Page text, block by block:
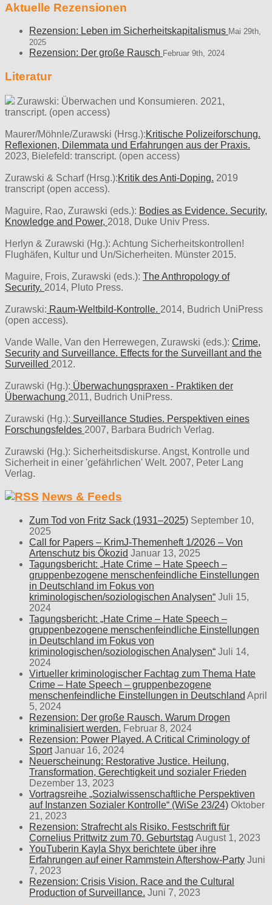
Aktuelle Rezensionen
Rezension: Leben im Sicherheitskapitalismus Mai 29th,
2025
Rezension: Der große Rausch Februar 9th, 2024
Literatur
Zurawski: Überwachen und Konsumieren. 2021,
transcript. (open access)
Maurer/Möhnle/Zurawski (Hrsg.):Kritische Polizeiforschung.
Reflexionen, Dilemmata und Erfahrungen aus der Praxis.
2023, Bielefeld: transcript. (open access)
Zurawski & Scharf (Hrsg.):Kritik des Anti-Doping. 2019
transcript (open access).
Maguire, Rao, Zurawski (eds.): Bodies as Evidence. Security,
Knowledge and Power, 2018, Duke Univ Press.
Herlyn & Zurawski (Hg.): Achtung Sicherheitskontrollen!
Flughäfen, Kultur und Un/Sicherheiten. Münster 2015.
Maguire, Frois, Zurawski (eds.): The Anthropology of
Security. 2014, Pluto Press.
Zurawski: Raum-Weltbild-Kontrolle. 2014, Budrich UniPress
(open access).
Vande Walle, Van den Herrewegen, Zurawski (eds.): Crime,
Security and Surveillance. Effects for the Surveillant and the
Surveilled 2012.
Zurawski (Hg.): Überwachungspraxen - Praktiken der
Überwachung 2011, Budrich UniPress.
Zurawski (Hg.): Surveillance Studies. Perspektiven eines
Forschungsfeldes 2007, Barbara Budrich Verlag.
Zurawski (Hg.): Sicherheitsdiskurse. Angst, Kontrolle und
Sicherheit in einer 'gefährlichen' Welt. 2007, Peter Lang
Verlag.
News & Feeds
Zum Tod von Fritz Sack (1931–2025) September 10,
2025
Call for Papers – KrimJ-Themenheft 1/2026 – Von
Artenschutz bis Ökozid Januar 13, 2025
Tagungsbericht: „Hate Crime – Hate Speech –
gruppenbezogene menschenfeindliche Einstellungen
in Deutschland im Fokus von
kriminologischen/soziologischen Analysen“ Juli 15,
2024
Tagungsbericht: „Hate Crime – Hate Speech –
gruppenbezogene menschenfeindliche Einstellungen
in Deutschland im Fokus von
kriminologischen/soziologischen Analysen“ Juli 14,
2024
Virtueller kriminologischer Fachtag zum Thema Hate
Crime – Hate Speech – gruppenbezogene
menschenfeindliche Einstellungen in Deutschland April
5, 2024
Rezension: Der große Rausch. Warum Drogen
kriminalisiert werden. Februar 8, 2024
Rezension: Power Played. A Critical Criminology of
Sport Januar 16, 2024
Neuerscheinung: Restorative Justice. Heilung,
Transformation, Gerechtigkeit und sozialer Frieden
Dezember 13, 2023
Vortragsreihe „Sozialwissenschaftliche Perspektiven
auf Instanzen Sozialer Kontrolle“ (WiSe 23/24) Oktober
21, 2023
Rezension: Strafrecht als Risiko. Festschrift für
Cornelius Prittwitz zum 70. Geburtstag August 1, 2023
YouTuberin Kayla Shyx berichtete über ihre
Erfahrungen auf einer Rammstein Aftershow-Party Juni
7, 2023
Rezension: Crisis Vision. Race and the Cultural
Production of Surveillance. Juni 7, 2023